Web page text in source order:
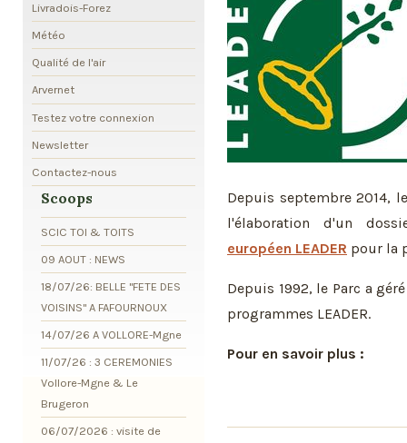
Depuis septembre 2014,
l'élaboration d'un
européen LEADER pour la
Depuis 1992, le Parc a
programmes LEADER.
Pour en savoir plus :
Livradois-Forez
Météo
Qualité de l'air
Arvernet
Testez votre connexion
Newsletter
Contactez-nous
Scoops
SCIC TOI & TOITS
09 AOUT : NEWS
18/07/26: BELLE "FETE DES
VOISINS" A FAFOURNOUX
14/07/26 A VOLLORE-Mgne
11/07/26 : 3 CEREMONIES
Vollore-Mgne & Le
Brugeron
06/07/2026 : visite de